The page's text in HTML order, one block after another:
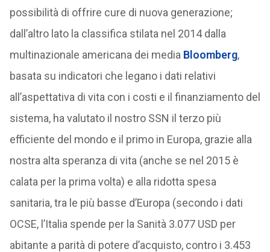
possibilità di offrire cure di nuova generazione;
dall’altro lato la classifica stilata nel 2014 dalla
multinazionale americana dei media Bloomberg,
basata su indicatori che legano i dati relativi
all’aspettativa di vita con i costi e il finanziamento del
sistema, ha valutato il nostro SSN il terzo più
efficiente del mondo e il primo in Europa, grazie alla
nostra alta speranza di vita (anche se nel 2015 è
calata per la prima volta) e alla ridotta spesa
sanitaria, tra le più basse d’Europa (secondo i dati
OCSE, l’Italia spende per la Sanità 3.077 USD per
abitante a parità di potere d’acquisto, contro i 3.453